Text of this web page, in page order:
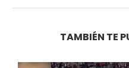
TAMBIÉN TE